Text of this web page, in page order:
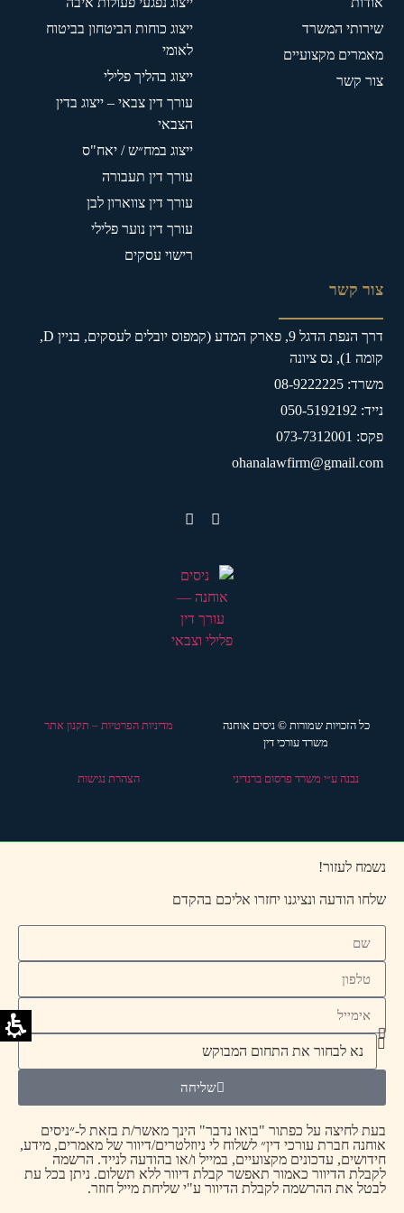
שירותי המשרד
מאמרים מקצועיים
צור קשר
ייצוג כוחות הביטחון בביטוח
לאומי
ייצוג בהליך פלילי
עורך דין צבאי – ייצוג בדין
הצבאי
ייצוג במח״ש / יאח"ס
עורך דין תעבורה
עורך דין צווארון לבן
עורך דין נוער פלילי
רישוי עסקים
צור קשר
דרך הנפת הדגל 9, פארק המדע (קמפוס יובלים לעסקים, בניין D,
קומה 1), נס ציונה
משרד: 08-9222225
נייד: 050-5192192
פקס: 073-7312001
ohanalawfirm@gmail.com
כל הזכויות שמורות © ניסים אוחנה
משרד עורכי דין
מדיניות הפרטיות – תקנון אתר
נבנה ע״י משרד פרסום ברנדיני הצהרת נגישות
נשמח לעזור!
שלחו הודעה ונציגנו יחזרו אליכם בהקדם
שליחה
בעת לחיצה על כפתור "בואו נדבר" הינך מאשר/ת בזאת ל-״ניסים
אוחנה חברת עורכי דין״ לשלוח לי ניוזלטרים/דיוור של מאמרים, מידע,
חידושים, עדכונים מקצועיים, במייל ו/או בהודעה לנייד. הרשמה
לקבלת הדיוור כאמור תאפשר קבלת דיוור ללא תשלום. ניתן בכל עת
לבטל את ההרשמה לקבלת הדיוור ע"י שליחת מייל חוזר.